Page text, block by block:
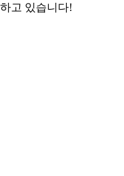
고 있습니다!